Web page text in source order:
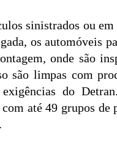
sinistrados ou
os automóveis
onde são
são limpas com
exigências do
até 49 grupos de